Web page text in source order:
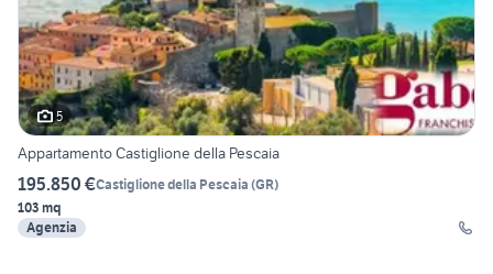
5
Appartamento Castiglione della Pescaia
195.850 €Castiglione della Pescaia (GR)
103 mq
Agenzia